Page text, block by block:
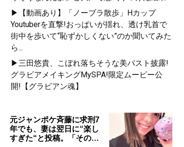
▶【動画あり】「ノーブラ散歩」Hカップ
Youtuberを直撃!おっぱいが揺れ、透け乳首で
街中を歩いて“恥ずかしくない”のか聞いてみた
ら...
▶三田悠貴、こぼれ落ちそうな美バスト披露!
グラビアメイキングMySPA!限定ムービー公
開!【グラビアン魂】
元ジャンポケ斉藤に求刑7
年でも、妻は翌日に“楽し
すぎた“と投稿。「その…